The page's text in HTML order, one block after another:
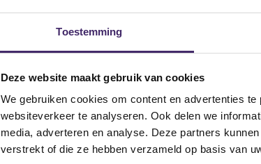
Toestemming
Deze website maakt gebruik van cookies
We gebruiken cookies om content en advertenties
websiteverkeer te analyseren. Ook delen we
media, adverteren en analyse. Deze partners
verstrekt of die ze hebben verzameld op basis van